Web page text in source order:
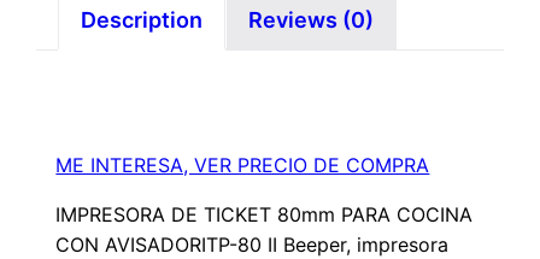
Description Reviews (0)
ME INTERESA, VER PRECIO DE COMPRA
IMPRESORA DE TICKET 80mm PARA COCINA
CON AVISADORITP-80 II Beeper, impresora